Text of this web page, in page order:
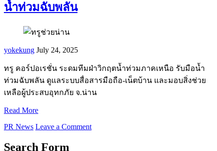
น้ำท่วมฉับพลัน
yokekung July 24, 2025
ทรู คอร์ปอเรชั่น ระดมทีมฝ่าวิกฤตน้ำท่วมภาคเหนือ รับมือน้ำ
ท่วมฉับพลัน ดูแลระบบสื่อสารมือถือ-เน็ตบ้าน และมอบสิ่งช่วย
เหลือผู้ประสบอุทกภัย จ.น่าน
Read More
PR News Leave a Comment
Search Form